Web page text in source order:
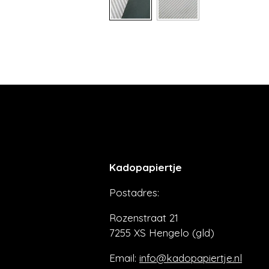
Kadopapiertje
Postadres:
Rozenstraat 21
7255 XS Hengelo (gld)
Email: info@kadopapiertje.nl